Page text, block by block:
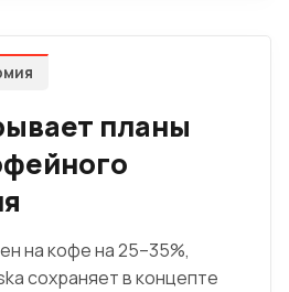
планы
на кофе на 25–35%,
сохраняет в концепте